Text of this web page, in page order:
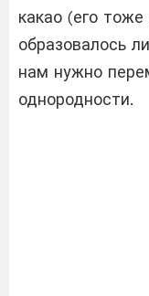
какао (его
образовалось
нам нужно
однородности.